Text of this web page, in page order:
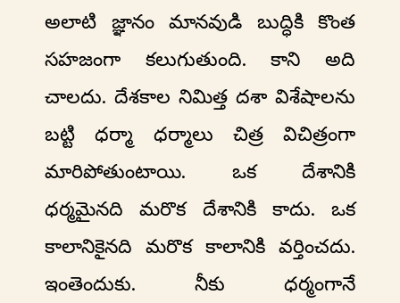
అలాటి జ్ఞానం మానవుడి బుద్ధికి కొంత
సహజంగా కలుగుతుంది. కాని అది
చాలదు. దేశకాల నిమిత్త దశా విశేషాలను
బట్టి ధర్మా ధర్మాలు చిత్ర విచిత్రంగా
మారిపోతుంటాయి. ఒక దేశానికి
ధర్మమైనది మరొక దేశానికి కాదు. ఒక
కాలానికైనది మరొక కాలానికి వర్తించదు.
ఇంతెందుకు. నీకు ధర్మంగానే